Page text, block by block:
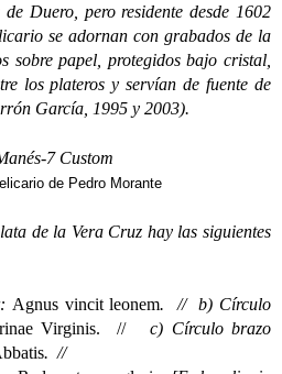
Duero, pero residente desde 1602
se adornan con grabados de la
sobre papel, protegidos bajo cristal,
los plateros y servían de fuente de
García, 1995 y 2003).
de Pedro Morante
la Vera Cruz hay las siguientes
Agnus vincit leonem. //b) Círculo
Virginis. //
c) Círculo brazo
. //